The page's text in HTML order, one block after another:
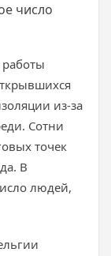
число
из-за
Сотни
точек
В
людей,